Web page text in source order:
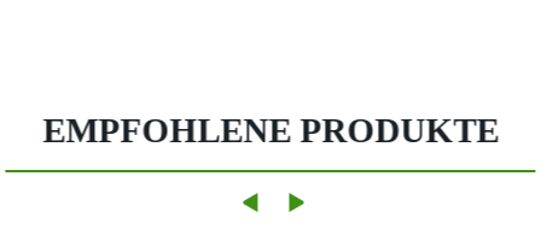
EMPFOHLENE PRODUKTE